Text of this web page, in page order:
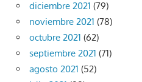
diciembre 2021 (79)
noviembre 2021 (78)
octubre 2021 (62)
septiembre 2021 (71)
agosto 2021 (52)